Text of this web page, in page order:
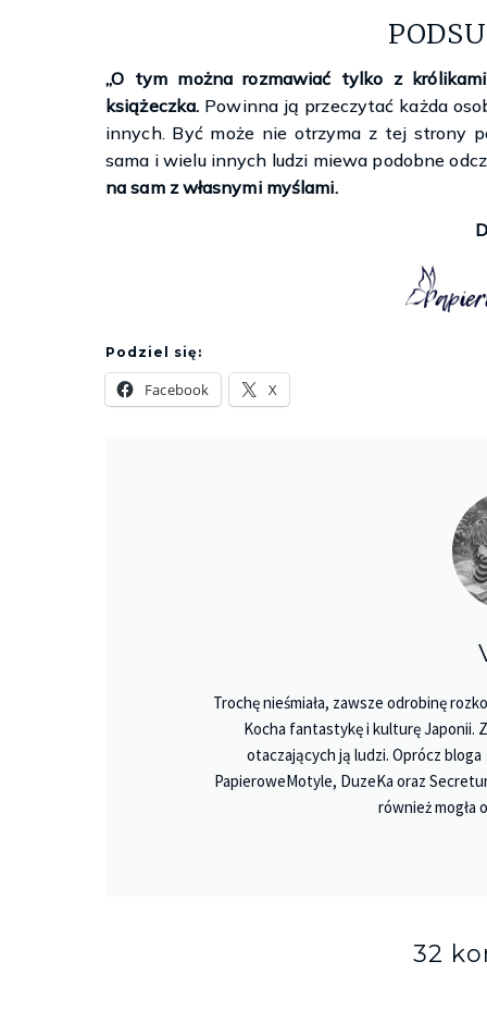
„O tym można rozmawiać tylko z
książeczka. Powinna ją przeczytać każda
innych. Być może nie otrzyma z tej strony
sama i wielu innych ludzi miewa podobne
na sam z własnymi myślami.
Podziel się:
Facebook X
Trochę nieśmiała, zawsze odrobinę
Kocha fantastykę i kulturę Japonii.
otaczających ją ludzi. Oprócz bloga
PapieroweMotyle, DuzeKa oraz
również mogła
32